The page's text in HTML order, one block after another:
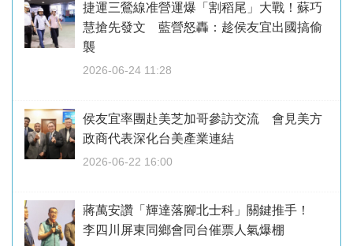
捷運三鶯線准營運爆「割稻尾」大戰！蘇巧
慧搶先發文 藍營怒轟：趁侯友宜出國搞偷
襲
2026-06-24 11:28
侯友宜率團赴美芝加哥參訪交流 會見美方
政商代表深化台美產業連結
2026-06-22 16:00
蔣萬安讚「輝達落腳北士科」關鍵推手！
李四川屏東同鄉會同台催票人氣爆棚